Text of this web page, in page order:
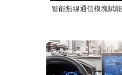
智能無線通信模塊賦